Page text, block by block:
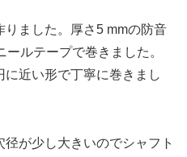
ました。厚さ5 mmの防音
ルテープで巻きました。
近い形で丁寧に巻きまし
が少し大きいのでシャフト